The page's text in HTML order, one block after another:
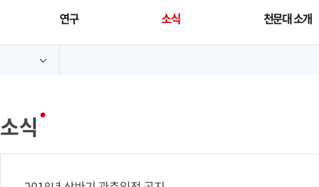
연구 소식 천문대 소개
소식